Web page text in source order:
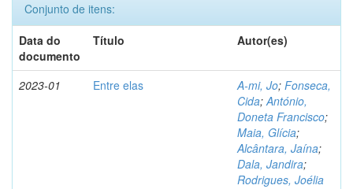
Conjunto de itens:
Data do
documento
Título Autor(es)
2023-01 Entre elas A-mi, Jo; Fonseca,
Cida;António,
Doneta Francisco;
Maia, Glícia;
Alcântara, Jaína;
Dala, Jandira;
Rodrigues, Joélia